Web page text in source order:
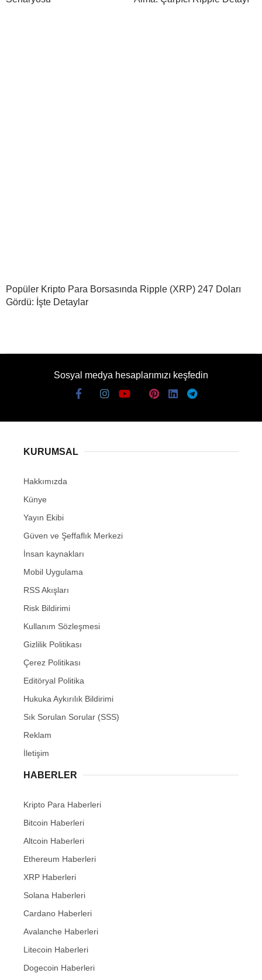
Popüler Kripto Para Borsasında Ripple (XRP) 247 Doları
Gördü: İşte Detaylar
Sosyal medya hesaplarımızı keşfedin
KURUMSAL
Hakkımızda
Künye
Yayın Ekibi
Güven ve Şeffaflık Merkezi
İnsan kaynakları
Mobil Uygulama
RSS Akışları
Risk Bildirimi
Kullanım Sözleşmesi
Gizlilik Politikası
Çerez Politikası
Editöryal Politika
Hukuka Aykırılık Bildirimi
Sık Sorulan Sorular (SSS)
Reklam
İletişim
HABERLER
Kripto Para Haberleri
Bitcoin Haberleri
Altcoin Haberleri
Ethereum Haberleri
XRP Haberleri
Solana Haberleri
Cardano Haberleri
Avalanche Haberleri
Litecoin Haberleri
Dogecoin Haberleri